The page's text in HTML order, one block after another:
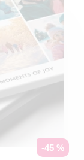
-45 %